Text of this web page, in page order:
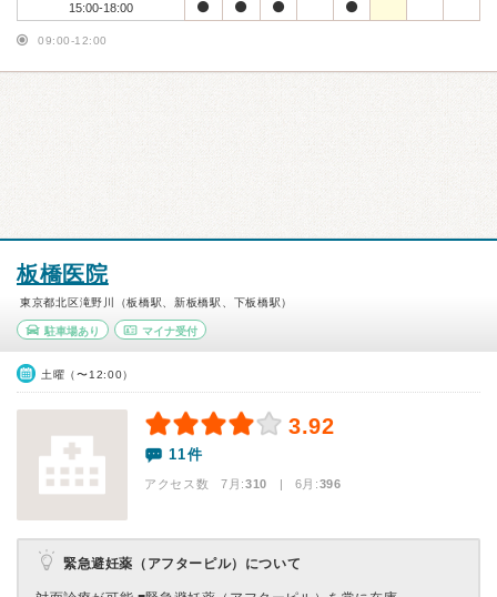
15:00-18:00
09:00-12:00
板橋医院
東京都北区滝野川（板橋駅、新板橋駅、下板橋駅）
駐車場あり マイナ受付
土曜（〜12:00）
3.92
11件
アクセス数 7月:310 | 6月:396
緊急避妊薬（アフターピル）について